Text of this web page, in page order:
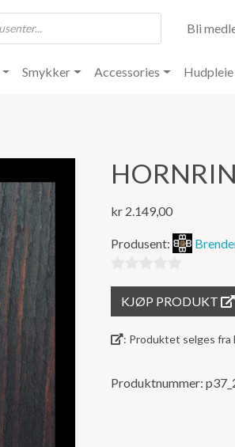
Bli
Smykker Accessories Hudpleie
kr 2.149,00
Produsent:
ut
5
KJØP PRODUKT
: Produktet selges
Produktnummer: